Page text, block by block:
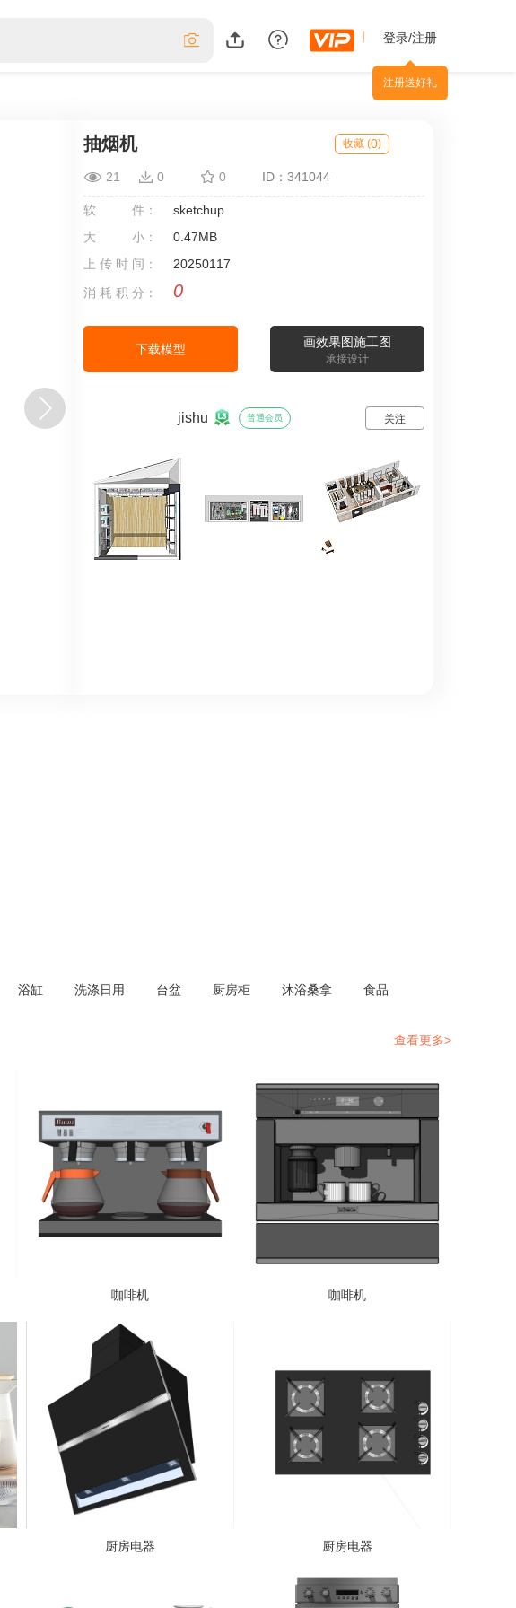
登录/注册
注册送好礼
抽烟机 收藏 (0)
21 0 0 ID：341044
软 件：
sketchup
大 小：
0.47MB
上 传 时 间：
20250117
消 耗 积 分：
0
下载模型 画效果图施工图
承接设计
jishu 普通会员 关注
浴缸 洗涤日用 台盆 厨房柜 沐浴桑拿
食品
查看更多>
咖啡机 咖啡机
厨房电器 厨房电器